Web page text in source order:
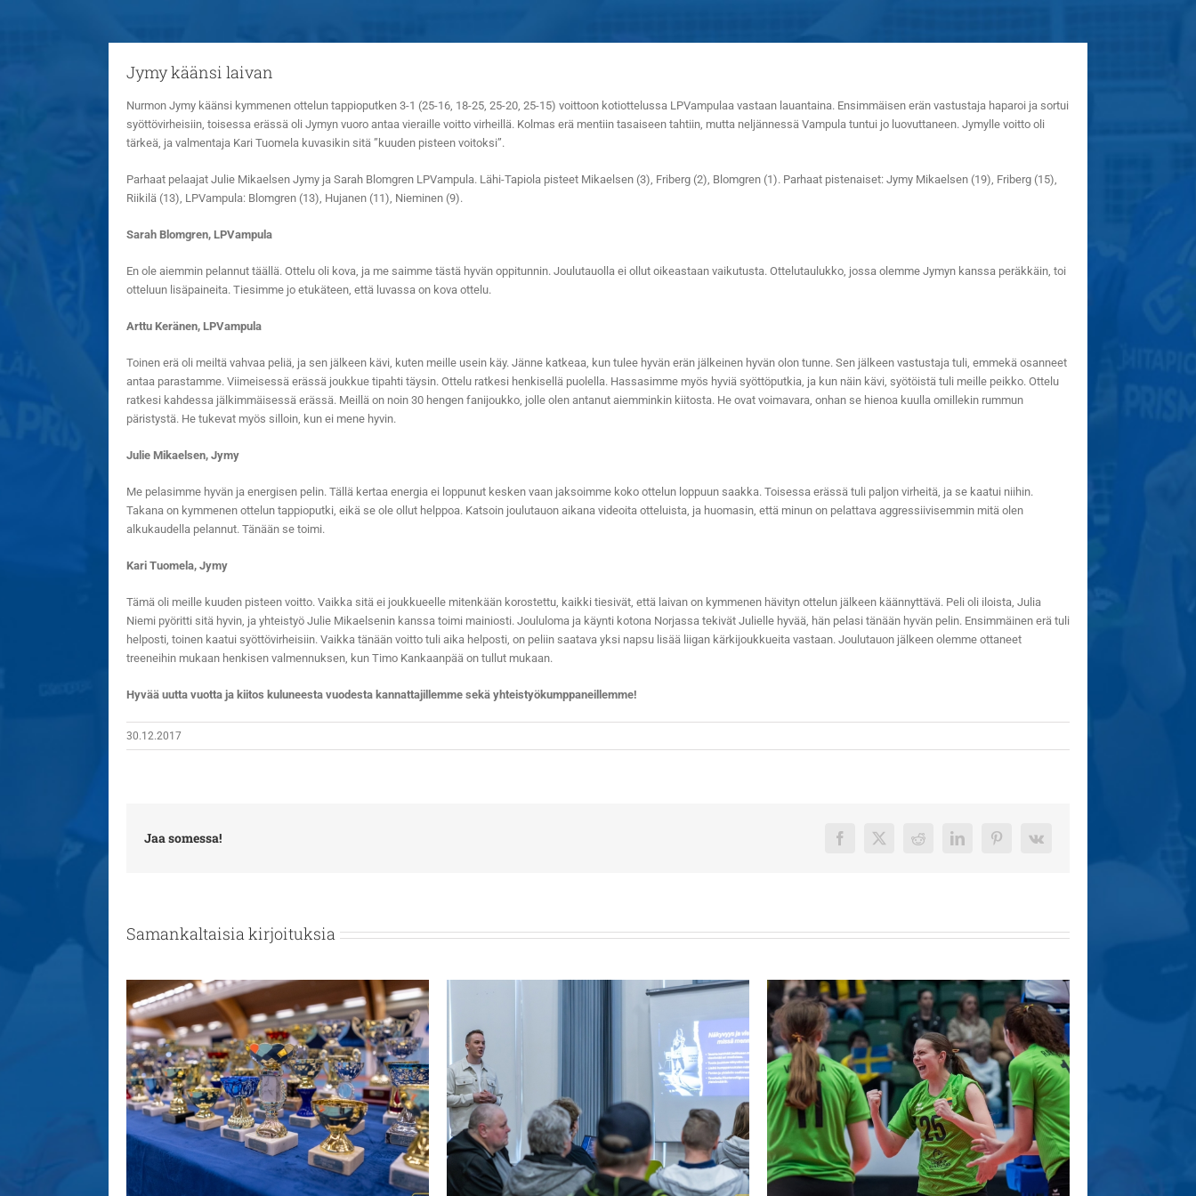
Jymy käänsi laivan
Nurmon Jymy käänsi kymmenen ottelun tappioputken 3-1 (25-16, 18-25, 25-20, 25-15) voittoon kotiottelussa LPVampulaa vastaan lauantaina. Ensimmäisen erän vastustaja haparoi ja sortui
syöttövirheisiin, toisessa erässä oli Jymyn vuoro antaa vieraille voitto virheillä. Kolmas erä mentiin tasaiseen tahtiin, mutta neljännessä Vampula tuntui jo luovuttaneen. Jymylle voitto oli
tärkeä, ja valmentaja Kari Tuomela kuvasikin sitä ”kuuden pisteen voitoksi”.
Parhaat pelaajat Julie Mikaelsen Jymy ja Sarah Blomgren LPVampula. Lähi-Tapiola pisteet Mikaelsen (3), Friberg (2), Blomgren (1). Parhaat pistenaiset: Jymy Mikaelsen (19), Friberg (15),
Riikilä (13), LPVampula: Blomgren (13), Hujanen (11), Nieminen (9).
Sarah Blomgren, LPVampula
En ole aiemmin pelannut täällä. Ottelu oli kova, ja me saimme tästä hyvän oppitunnin. Joulutauolla ei ollut oikeastaan vaikutusta. Ottelutaulukko, jossa olemme Jymyn kanssa peräkkäin, toi
otteluun lisäpaineita. Tiesimme jo etukäteen, että luvassa on kova ottelu.
Arttu Keränen, LPVampula
Toinen erä oli meiltä vahvaa peliä, ja sen jälkeen kävi, kuten meille usein käy. Jänne katkeaa, kun tulee hyvän erän jälkeinen hyvän olon tunne. Sen jälkeen vastustaja tuli, emmekä osanneet
antaa parastamme. Viimeisessä erässä joukkue tipahti täysin. Ottelu ratkesi henkisellä puolella. Hassasimme myös hyviä syöttöputkia, ja kun näin kävi, syötöistä tuli meille peikko. Ottelu
ratkesi kahdessa jälkimmäisessä erässä. Meillä on noin 30 hengen fanijoukko, jolle olen antanut aiemminkin kiitosta. He ovat voimavara, onhan se hienoa kuulla omillekin rummun
päristystä. He tukevat myös silloin, kun ei mene hyvin.
Julie Mikaelsen, Jymy
Me pelasimme hyvän ja energisen pelin. Tällä kertaa energia ei loppunut kesken vaan jaksoimme koko ottelun loppuun saakka. Toisessa erässä tuli paljon virheitä, ja se kaatui niihin.
Takana on kymmenen ottelun tappioputki, eikä se ole ollut helppoa. Katsoin joulutauon aikana videoita otteluista, ja huomasin, että minun on pelattava aggressiivisemmin mitä olen
alkukaudella pelannut. Tänään se toimi.
Kari Tuomela, Jymy
Tämä oli meille kuuden pisteen voitto. Vaikka sitä ei joukkueelle mitenkään korostettu, kaikki tiesivät, että laivan on kymmenen hävityn ottelun jälkeen käännyttävä. Peli oli iloista, Julia
Niemi pyöritti sitä hyvin, ja yhteistyö Julie Mikaelsenin kanssa toimi mainiosti. Joululoma ja käynti kotona Norjassa tekivät Julielle hyvää, hän pelasi tänään hyvän pelin. Ensimmäinen erä tuli
helposti, toinen kaatui syöttövirheisiin. Vaikka tänään voitto tuli aika helposti, on peliin saatava yksi napsu lisää liigan kärkijoukkueita vastaan. Joulutauon jälkeen olemme ottaneet
treeneihin mukaan henkisen valmennuksen, kun Timo Kankaanpää on tullut mukaan.
Hyvää uutta vuotta ja kiitos kuluneesta vuodesta kannattajillemme sekä yhteistyökumppaneillemme!
30.12.2017
Jaa somessa! Facebook
X Reddit LinkedInPinterest
Vk
Samankaltaisia kirjoituksia